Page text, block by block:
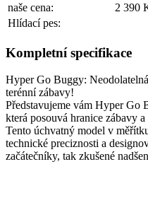
naše cena:
2 390
Hlídací pes:
Kompletní specifikace
Hyper Go Buggy:
terénní zábavy!
Představujeme vám Hyper Go
která posouvá hranice zábavy
Tento úchvatný model v
technické preciznosti a
začátečníky, tak zkušené